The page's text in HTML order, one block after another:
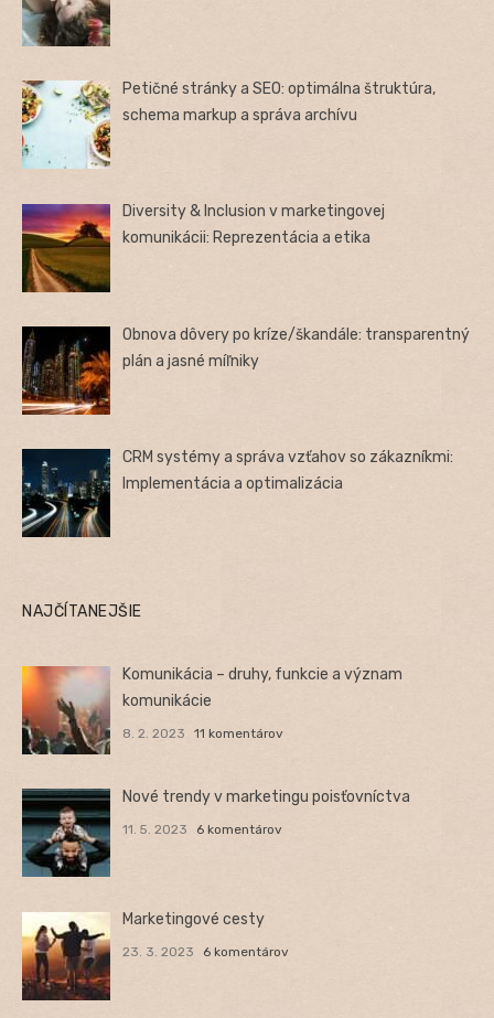
Petičné stránky a SEO: optimálna štruktúra,
schema markup a správa archívu
Diversity & Inclusion v marketingovej
komunikácii: Reprezentácia a etika
Obnova dôvery po kríze/škandále: transparentný
plán a jasné míľniky
CRM systémy a správa vzťahov so zákazníkmi:
Implementácia a optimalizácia
NAJČÍTANEJŠIE
Komunikácia – druhy, funkcie a význam
komunikácie
8. 2. 2023 11 komentárov
Nové trendy v marketingu poisťovníctva
11. 5. 2023 6 komentárov
Marketingové cesty
23. 3. 2023 6 komentárov